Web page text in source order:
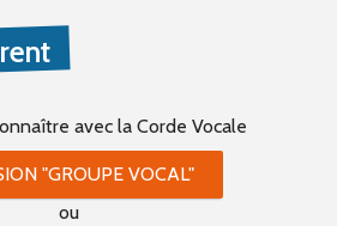
avec la Corde Vocale
"GROUPE VOCAL"
ou